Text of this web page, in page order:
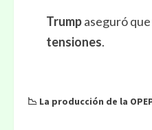
Trumpaseguró que
tensiones.
📉 La producción de la